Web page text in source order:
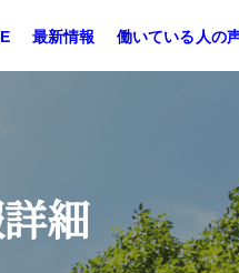
最新情報 働いている人の
細